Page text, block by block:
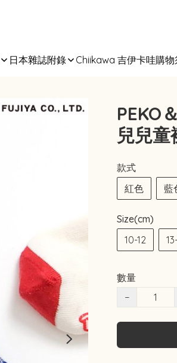
日本雜誌附錄 Chiikawa 吉伊卡哇購物
PEKO
兒兒童
款式
紅色
藍
Size(cm)
10-12
數量
−